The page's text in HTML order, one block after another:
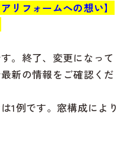
リフォームへの想い】
。終了、変更になって
新の情報をご確認くだ
1例です。窓構成により